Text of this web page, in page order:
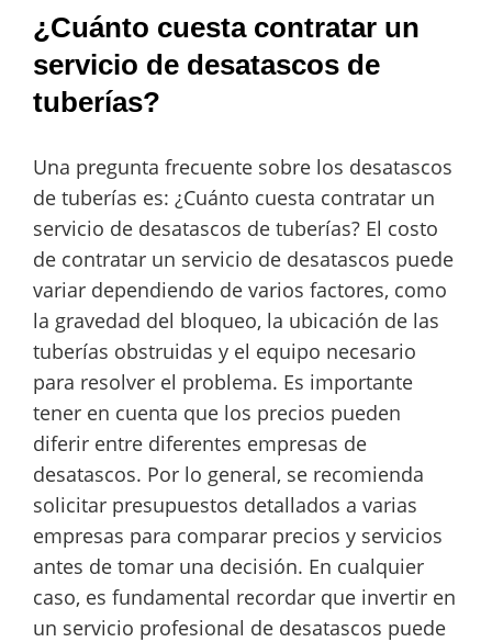
¿Cuánto cuesta contratar un
servicio de desatascos de
tuberías?
Una pregunta frecuente sobre los desatascos
de tuberías es: ¿Cuánto cuesta contratar un
servicio de desatascos de tuberías? El costo
de contratar un servicio de desatascos puede
variar dependiendo de varios factores, como
la gravedad del bloqueo, la ubicación de las
tuberías obstruidas y el equipo necesario
para resolver el problema. Es importante
tener en cuenta que los precios pueden
diferir entre diferentes empresas de
desatascos. Por lo general, se recomienda
solicitar presupuestos detallados a varias
empresas para comparar precios y servicios
antes de tomar una decisión. En cualquier
caso, es fundamental recordar que invertir en
un servicio profesional de desatascos puede